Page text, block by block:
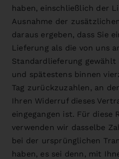
haben, einschließlich der
Ausnahme der
daraus ergeben, dass Sie
Lieferung als die von uns
Standardlieferung gewählt
und spätestens binnen
Tag zurückzuzahlen, an
Ihren Widerruf dieses
eingegangen ist. Für diese
verwenden wir dasselbe
bei der ursprünglichen
haben, es sei denn, mit